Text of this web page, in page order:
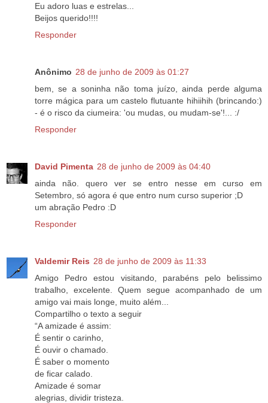
Eu adoro luas e estrelas...
Beijos querido!!!!
Responder
Anônimo 28 de junho de 2009 às 01:27
bem, se a soninha não toma juízo, ainda perde alguma
torre mágica para um castelo flutuante hihiihih (brincando:)
- é o risco da ciumeira: 'ou mudas, ou mudam-se'!... :/
Responder
David Pimenta 28 de junho de 2009 às 04:40
ainda não. quero ver se entro nesse em curso em
Setembro, só agora é que entro num curso superior ;D
um abração Pedro :D
Responder
Valdemir Reis 28 de junho de 2009 às 11:33
Amigo Pedro estou visitando, parabéns pelo belissimo
trabalho, excelente. Quem segue acompanhado de um
amigo vai mais longe, muito além...
Compartilho o texto a seguir
“A amizade é assim:
É sentir o carinho,
É ouvir o chamado.
É saber o momento
de ficar calado.
Amizade é somar
alegrias, dividir tristeza.